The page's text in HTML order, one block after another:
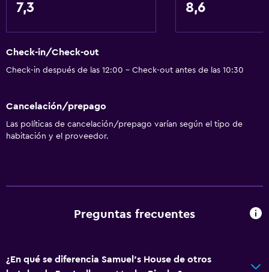
7,3 8,6
Check-in/Check-out
Check-in después de las 12:00 - Check-out antes de las 10:30
Cancelación/prepago
Las políticas de cancelación/prepago varían según el tipo de
habitación y el proveedor.
Preguntas frecuentes
¿En qué se diferencia Samuel's House de otros